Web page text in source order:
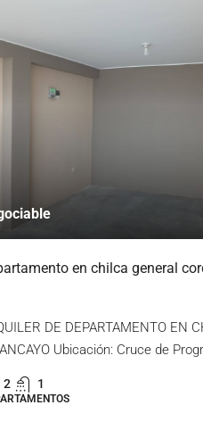
en chilca general
DE DEPARTAMENTO EN
Ubicación: Cruce de
2 1